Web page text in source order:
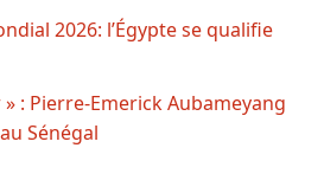
2026: l’Égypte se qualifie
» : Pierre-Emerick Aubameyang
Sénégal